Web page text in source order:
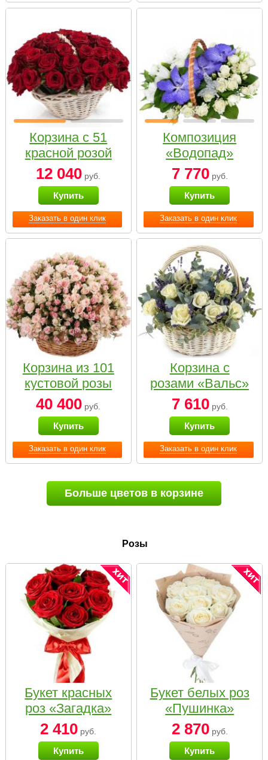
Заказать в один клик
Корзина с 51
красной розой
12 040 руб.
Купить
Заказать в один клик
Композиция
«Водопад»
7 770руб.
Купить
Заказать в один клик
Корзина из 101
кустовой розы
нежных тонов
40 400 руб.
Купить
Заказать в один клик
Корзина с
розами «Вальс»
7 610руб.
Купить
Больше цветов в корзине
Розы
Букет красных
роз «Загадка»
2 410 руб.
Купить
Букет белых роз
«Пушинка»
2 870руб.
Купить